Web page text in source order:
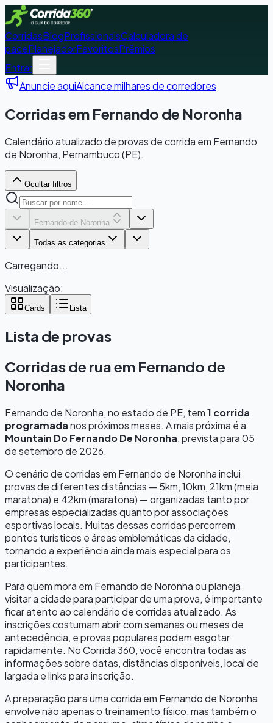
CorridasBlogProfissionaisCalculadora de
pacePlanejadorFavoritosPrêmios
Entrar
Anuncie aquiAlcance milhares de corredores
Corridas em Fernando de Noronha
Calendário atualizado de provas de corrida em Fernando
de Noronha, Pernambuco (PE).
Ocultar filtros
Fernando de Noronha
Todas as categorias
Carregando...
Visualização:
Cards Lista
Lista de provas
Corridas de rua em Fernando de
Noronha
Fernando de Noronha, no estado de PE, tem1 corrida
programadanos próximos meses. A mais próxima é a
Mountain Do Fernando De Noronha, prevista para05
de setembro de 2026.
O cenário de corridas em Fernando de Noronhainclui
provas de diferentes distâncias — 5km, 10km, 21km (meia
maratona) e 42km (maratona) — organizadas tanto por
empresas especializadas quanto por associações
esportivas locais. Muitas dessas corridas percorrem
pontos turísticos e áreas emblemáticas da cidade,
tornando a experiência ainda mais especial para os
participantes.
Para quem mora em Fernando de Noronhaou planeja
visitar a cidade para participar de uma prova, é importante
ficar atento ao calendário de corridas atualizado. As
inscrições costumam abrir com semanas ou meses de
antecedência, e provas populares podem esgotar
rapidamente. No Corrida 360, você encontra todas as
informações sobre datas, distâncias disponíveis, local de
largada e links para inscrição.
A preparação para uma corrida em Fernando de Noronha
envolve não apenas o treinamento físico, mas também o